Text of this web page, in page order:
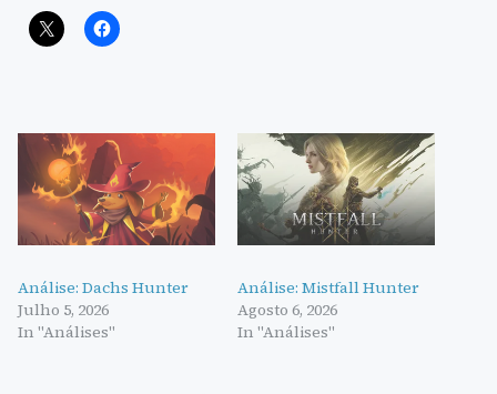
Análise: Dachs Hunter
Julho 5, 2026
In "Análises"
Análise: Mistfall Hunter
Agosto 6, 2026
In "Análises"